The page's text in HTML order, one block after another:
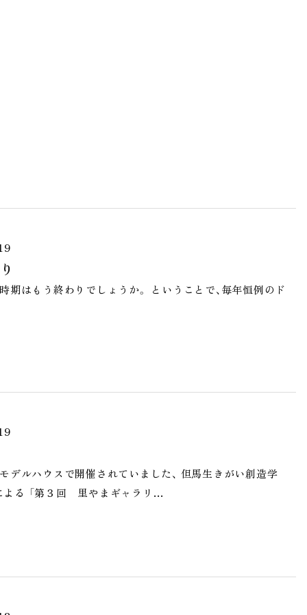
はもう終わりでしょうか。 ということで、毎年恒例のド
ルハウスで開催されていました、 但馬生きがい創造学
る 「第３回 里やまギャラリ…